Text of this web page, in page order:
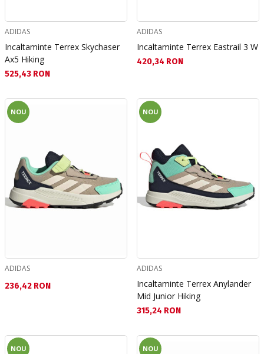
ADIDAS
Incaltaminte Terrex Skychaser
Ax5 Hiking
Текуща цена:
525,43 RON
ADIDAS
Incaltaminte Terrex Eastrail 3 W
Текуща цена:
420,34 RON
NOU
ADIDAS
Текуща цена:
236,42 RON
NOU
ADIDAS
Incaltaminte Terrex Anylander
Mid Junior Hiking
Текуща цена:
315,24 RON
NOU NOU